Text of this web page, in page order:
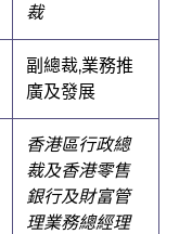
裁
副總裁,業務推
廣及發展
香港區行政總
裁及香港零售
銀行及財富管
理業務總經理